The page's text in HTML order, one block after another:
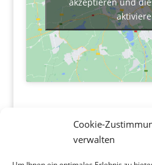
Cookie-
verwalten